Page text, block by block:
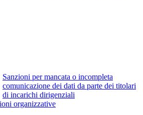
Sanzioni per mancata o incompleta
comunicazione dei dati da parte dei titolari
di incarichi dirigenziali
organizzative